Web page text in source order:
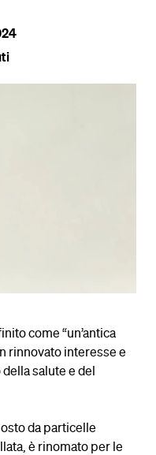
come “un’antica
rinnovato interesse e
salute e del
da particelle
è rinomato per le